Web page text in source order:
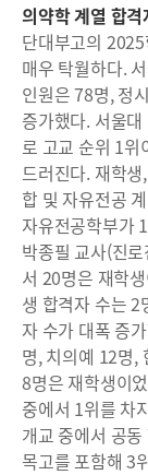
의약학 계열 합
단대부고의
매우 탁월하다.
인원은 78명, 정
증가했다. 서울
로 고교 순위 1위
드러진다. 재학
합 및 자유전공
자유전공학부가
박종필 교사(진
서 20명은 재학
생 합격자 수는 2
자 수가 대폭 증
명, 치의예 12명,
8명은 재학생이
중에서 1위를 차
개교 중에서 공
목고를 포함해 3